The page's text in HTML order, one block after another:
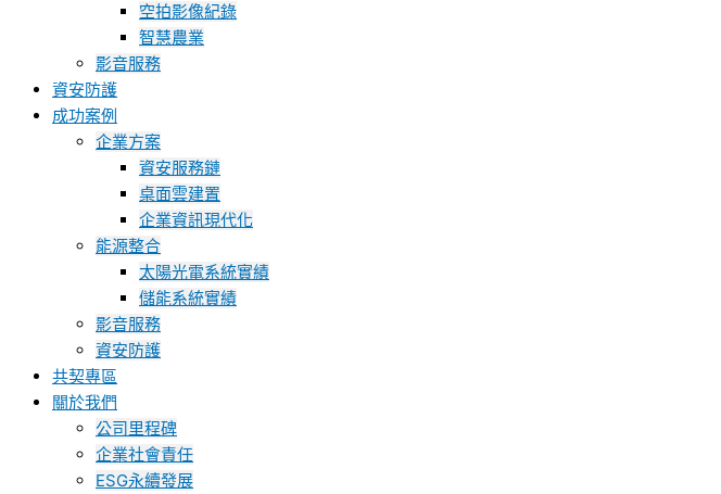
空拍影像紀錄
智慧農業
影音服務
資安防護
成功案例
企業方案
資安服務鏈
桌面雲建置
企業資訊現代化
能源整合
太陽光電系統實績
儲能系統實績
影音服務
資安防護
共契專區
關於我們
公司里程碑
企業社會責任
ESG永續發展